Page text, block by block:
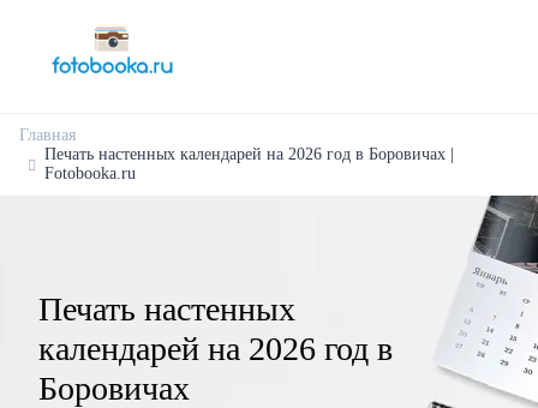
Главная
Печать настенных календарей на 2026 год в Боровичах |
Fotobooka.ru
Печать настенных
календарей на 2026 год в
Боровичах